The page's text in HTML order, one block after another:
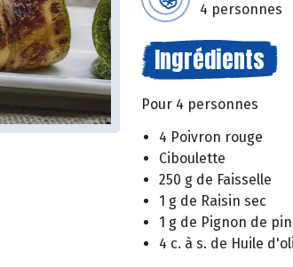
4 personnes
Ingrédients
Pour 4 personnes
4 Poivron rouge
Ciboulette
250 g de Faisselle
1 g de Raisin sec
1 g de Pignon de pin
4 c. à s. de Huile